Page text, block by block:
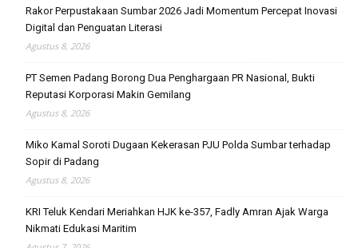
Rakor Perpustakaan Sumbar 2026 Jadi Momentum Percepat Inovasi
Digital dan Penguatan Literasi
Agustus 8, 2026
PT Semen Padang Borong Dua Penghargaan PR Nasional, Bukti
Reputasi Korporasi Makin Gemilang
Agustus 8, 2026
Miko Kamal Soroti Dugaan Kekerasan PJU Polda Sumbar terhadap
Sopir di Padang
Agustus 8, 2026
KRI Teluk Kendari Meriahkan HJK ke-357, Fadly Amran Ajak Warga
Nikmati Edukasi Maritim